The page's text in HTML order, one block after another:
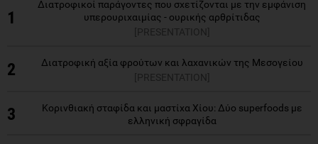
1
Διατροφικοί παράγοντες που σχετίζονται με την εμφάνιση
υπερουριχαιμίας - ουρικής αρθρίτιδας
[PRESENTATION]
2
Διατροφική αξία φρούτων και λαχανικών της Μεσογείου
[PRESENTATION]
3
Κορινθιακή σταφίδα και μαστίχα Χίου: Δύο superfoods με
ελληνική σφραγίδα